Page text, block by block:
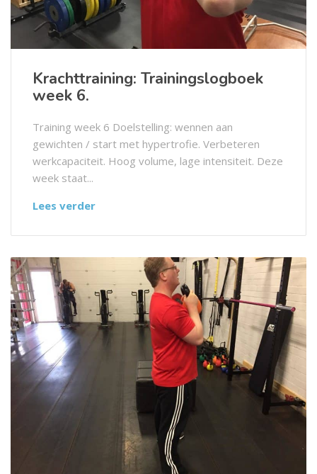
Krachttraining: Trainingslogboek
week 6.
Training week 6 Doelstelling: wennen aan
gewichten / start met hypertrofie. Verbeteren
werkcapaciteit. Hoog volume, lage intensiteit. Deze
week staat...
Lees verder